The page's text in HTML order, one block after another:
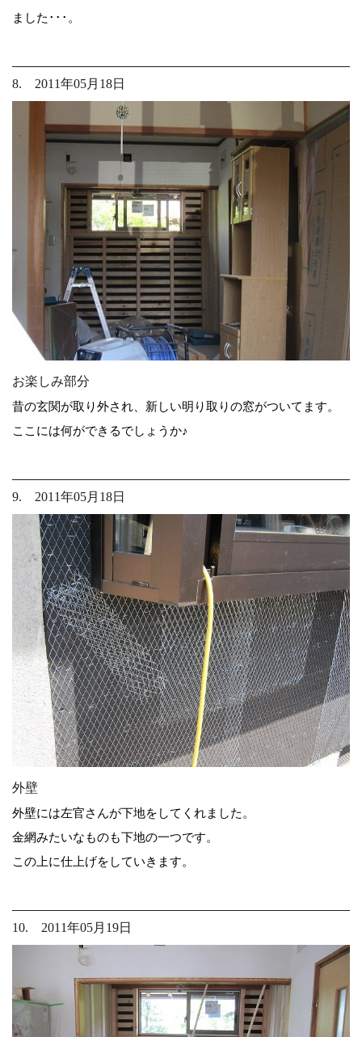
ました･･･。
8. 2011年05月18日
お楽しみ部分
昔の玄関が取り外され、新しい明り取りの窓がついてます。
ここには何ができるでしょうか♪
9. 2011年05月18日
外壁
外壁には左官さんが下地をしてくれました。
金網みたいなものも下地の一つです。
この上に仕上げをしていきます。
10. 2011年05月19日